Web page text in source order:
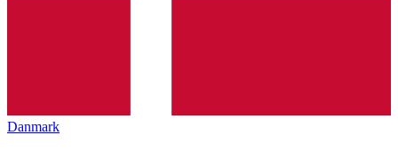
Danmark